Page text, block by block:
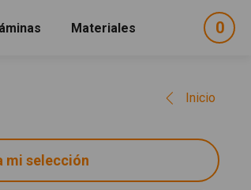
Materiales 0
Inicio